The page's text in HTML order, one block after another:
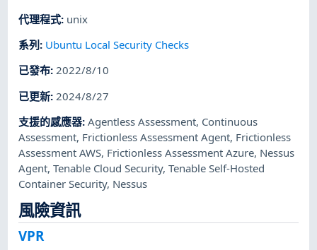
代理程式: unix
系列 : Ubuntu Local Security Checks
已發布:2022/8/10
已更新: 2024/8/27
支援的感應器:Agentless Assessment, Continuous
Assessment, Frictionless Assessment Agent, Frictionless
Assessment AWS, Frictionless Assessment Azure, Nessus
Agent,Tenable Cloud Security,Tenable Self-Hosted
Container Security, Nessus
風險資訊
VPR